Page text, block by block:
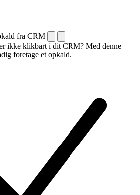
fra CRM
ikke klikbart i dit CRM? Med denne
foretage et opkald.